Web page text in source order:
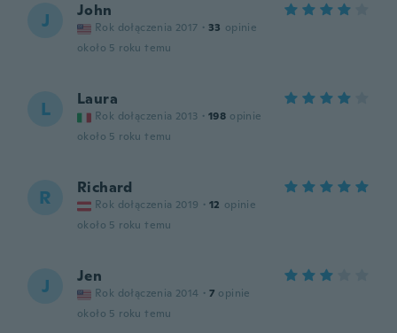
J John
Rok dołączenia 2017 · 33 opinie
około 5 roku temu
L Laura
Rok dołączenia 2013 · 198 opinie
około 5 roku temu
R Richard
Rok dołączenia 2019 · 12 opinie
około 5 roku temu
J Jen
Rok dołączenia 2014 · 7 opinie
około 5 roku temu